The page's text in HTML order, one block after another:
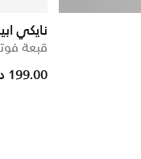
نايكي
قبعة
199.00 درهم